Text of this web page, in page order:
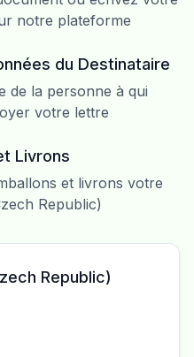
notre plateforme
du Destinataire
de la personne à qui
votre lettre
Livrons
et livrons votre
Republic)
Republic)